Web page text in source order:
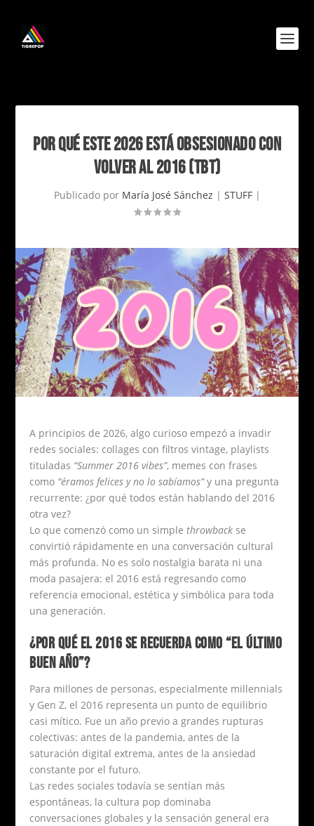
POR QUÉ ESTE 2026 ESTÁ OBSESIONADO CON
VOLVER AL 2016 (TBT)
Publicado por María José Sánchez | STUFF|
A principios de 2026, algo curioso empezó a invadir
redes sociales: collages con filtros vintage, playlists
tituladas “Summer 2016 vibes”, memes con frases
como “éramos felices y no lo sabíamos”y una pregunta
recurrente: ¿por qué todos están hablando del 2016
otra vez?
Lo que comenzó como un simplethrowback se
convirtió rápidamente en una conversación cultural
más profunda. No es solo nostalgia barata ni una
moda pasajera: el 2016 está regresando como
referencia emocional, estética y simbólica para toda
una generación.
¿POR QUÉ EL 2016 SE RECUERDA COMO “EL ÚLTIMO
BUEN AÑO”?
Para millones de personas, especialmente millennials
y Gen Z, el 2016 representa un punto de equilibrio
casi mítico. Fue un año previo a grandes rupturas
colectivas: antes de la pandemia, antes de la
saturación digital extrema, antes de la ansiedad
constante por el futuro.
Las redes sociales todavía se sentían más
espontáneas, la cultura pop dominaba
conversaciones globales y la sensación general era